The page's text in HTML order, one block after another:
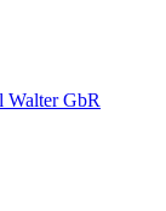
GbR